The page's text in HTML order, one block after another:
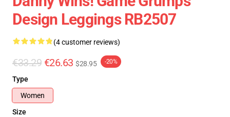
Design Leggings RB2507
(4 customer reviews)
€33.29 €26.63 $28.95 -20%
Type
Women
Size